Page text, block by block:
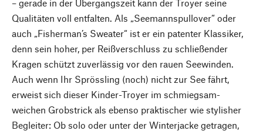
– gerade in der Übergangszeit kann der Troyer seine
Qualitäten voll entfalten. Als „Seemannspullover“ oder
auch „Fisherman’s Sweater“ ist er ein patenter Klassiker,
denn sein hoher, per Reißverschluss zu schließender
Kragen schützt zuverlässig vor den rauen Seewinden.
Auch wenn Ihr Sprössling (noch) nicht zur See fährt,
erweist sich dieser Kinder-Troyer im schmiegsam-
weichen Grobstrick als ebenso praktischer wie stylisher
Begleiter: Ob solo oder unter der Winterjacke getragen,